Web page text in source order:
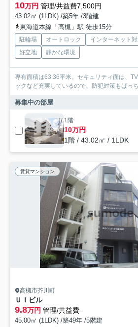
10万円 管理/共益費7,500円
43.02㎡ (1LDK) /築5年 /3階建
東海道本線「高槻」駅 徒歩15分
駐輪場 オートロック インターネット
好立地
静かな環境
専有面積は63.36平米。セキュリティ面は、
ックなど充実しているので、防犯対策もばっ
募集中の部屋
1階
10万円
1階 / 43.02㎡ / 1LDK
賃貸マンション
高槻市芥川町
ＵＩビル
9.8万円 管理/共益費-
45.00㎡ (1LDK) /築49年 /5階建